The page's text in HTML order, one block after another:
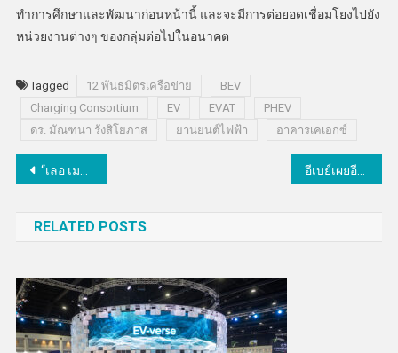
ทำการศึกษาและพัฒนาก่อนหน้านี้ และจะมีการต่อยอดเชื่อมโยงไปยัง
หน่วยงานต่างๆ ของกลุ่มต่อไปในอนาคต
Tagged 12 พันธมิตรเครือข่าย
BEV
Charging Consortium
EV EVAT
PHEV
ดร. มัณฑนา รังสิโยภาส
ยานยนต์ไฟฟ้า อาคารเคเอกซ์
แนะแนว
“เลอ เมอริเดียน” จับมือ “โตโต้” พลิกโฉมโรงแรมด้วยนวัตกรรม TOTO ตอบโจทย์ด้านสุขอนามัยรับนักท่องเที่ยวยุค New Normal
RELATED POSTS